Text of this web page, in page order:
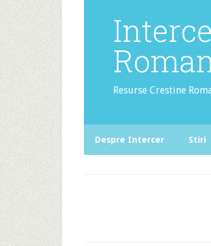
noticed!
Resurse Crestine
Despre Intercer Stiri